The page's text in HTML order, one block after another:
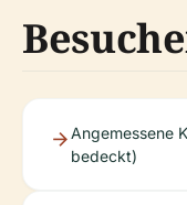
Angemessene
bedeckt)